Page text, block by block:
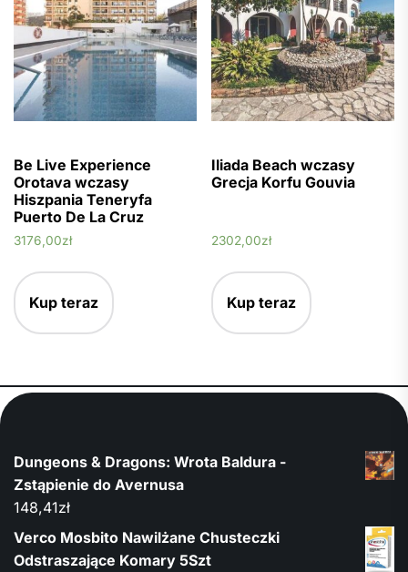
Be Live Experience
Orotava wczasy
Hiszpania Teneryfa
Puerto De La Cruz
3176,00zł
Kup teraz
Iliada Beach wczasy
Grecja Korfu Gouvia
2302,00zł
Kup teraz
Dungeons & Dragons: Wrota Baldura -
Zstąpienie do Avernusa
148,41zł
Verco Mosbito Nawilżane Chusteczki
Odstraszające Komary 5Szt